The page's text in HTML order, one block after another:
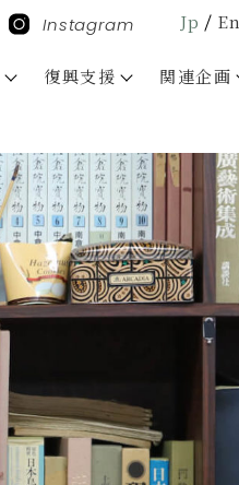
Jp En
Instagram
復興支援 関連企画